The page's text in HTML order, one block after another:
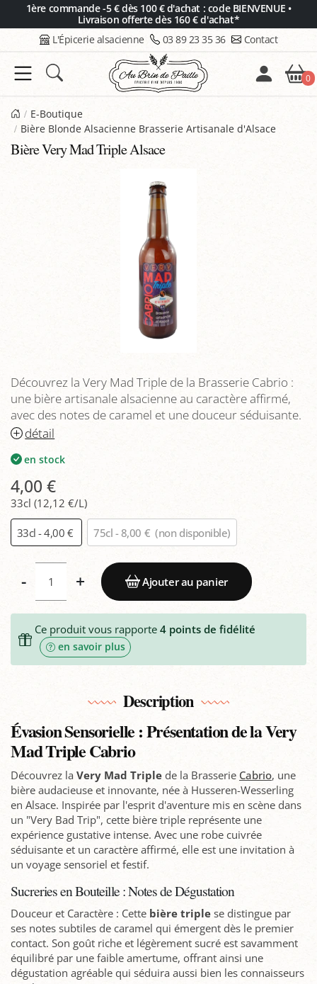
1ère commande -5 € dès 100 € d'achat : code BIENVENUE •
Livraison offerte dès 160 € d'achat*
L'Épicerie alsacienne 03 89 23 35 36 Contact
0
E-Boutique
Bière Blonde Alsacienne Brasserie Artisanale d'Alsace
Bière Very Mad Triple Alsace
Découvrez la Very Mad Triple de la Brasserie Cabrio :
une bière artisanale alsacienne au caractère affirmé,
avec des notes de caramel et une douceur séduisante.
détail
en stock
4,00 €
33cl (12,12 €/L)
33cl - 4,00 € 75cl - 8,00 € (non disponible)
- + Ajouter au panier
Ce produit vous rapporte 4points de fidélité
en savoir plus
Description
Évasion Sensorielle : Présentation de la Very
Mad Triple Cabrio
Découvrez la Very Mad Triple de la Brasserie Cabrio, une
bière audacieuse et innovante, née à Husseren-Wesserling
en Alsace. Inspirée par l'esprit d'aventure mis en scène dans
un "Very Bad Trip", cette bière triple représente une
expérience gustative intense. Avec une robe cuivrée
séduisante et un caractère affirmé, elle est une invitation à
un voyage sensoriel et festif.
Sucreries en Bouteille : Notes de Dégustation
Douceur et Caractère : Cette bière triple se distingue par
ses notes subtiles de caramel qui émergent dès le premier
contact. Son goût riche et légèrement sucré est savamment
équilibré par une faible amertume, offrant ainsi une
dégustation agréable qui séduira aussi bien les connaisseurs
Panneau de gestion des cookies